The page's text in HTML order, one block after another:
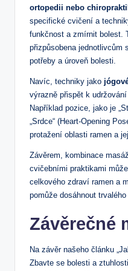
ortopedii nebo
specifické cvičení a
funkčnost a zmírnit bolest.
přizpůsobena jednotlivcům
potřeby a úroveň bolesti.
Navíc, techniky jako
výrazně přispět k
Například pozice, jako je
„Srdce“ (Heart-Opening
protažení oblasti ramen a
Závěrem, kombinace
cvičebními praktikami
celkového zdraví ramen a
pomůže dosáhnout
Závěrečné
Na závěr našeho článku
Zbavte se bolesti a